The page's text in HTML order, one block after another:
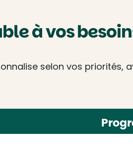
à vos
selon vos priorités,